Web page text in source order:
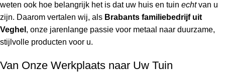
weten ook hoe belangrijk het is dat uw huis en tuin echtvan u
zijn. Daarom vertalen wij, als Brabants familiebedrijf uit
Veghel , onze jarenlange passie voor metaal naar duurzame,
stijlvolle producten voor u.
Van Onze Werkplaats naar Uw Tuin